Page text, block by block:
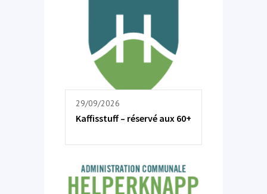
29/09/2026
Kaffisstuff – réservé aux 60+